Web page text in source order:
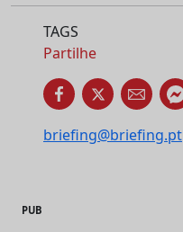
TAGS
Partilhe
briefing@briefing.pt
PUB